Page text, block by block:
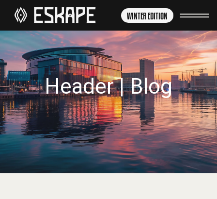
WINTER EDITION
Header | Blog